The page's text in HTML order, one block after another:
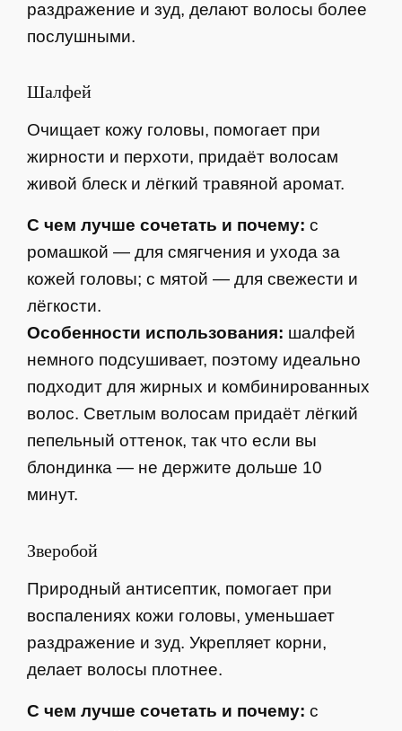
раздражение и зуд, делают волосы более
послушными.
Шалфей
Очищает кожу головы, помогает при
жирности и перхоти, придаёт волосам
живой блеск и лёгкий травяной аромат.
С чем лучше сочетать и почему: с
ромашкой — для смягчения и ухода за
кожей головы; с мятой — для свежести и
лёгкости.
Особенности использования: шалфей
немного подсушивает, поэтому идеально
подходит для жирных и комбинированных
волос. Светлым волосам придаёт лёгкий
пепельный оттенок, так что если вы
блондинка — не держите дольше 10
минут.
Зверобой
Природный антисептик, помогает при
воспалениях кожи головы, уменьшает
раздражение и зуд. Укрепляет корни,
делает волосы плотнее.
С чем лучше сочетать и почему: с